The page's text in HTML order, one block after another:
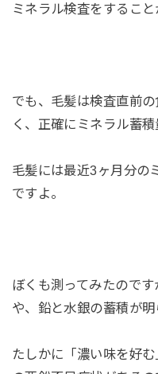
ミネラル検査をすること
でも、毛髪は検査直前
く、正確にミネラル蓄積
毛髪には最近3ヶ月分の
ですよ。
ぼくも測ってみたので
や、鉛と水銀の蓄積が明
たしかに「濃い味を好